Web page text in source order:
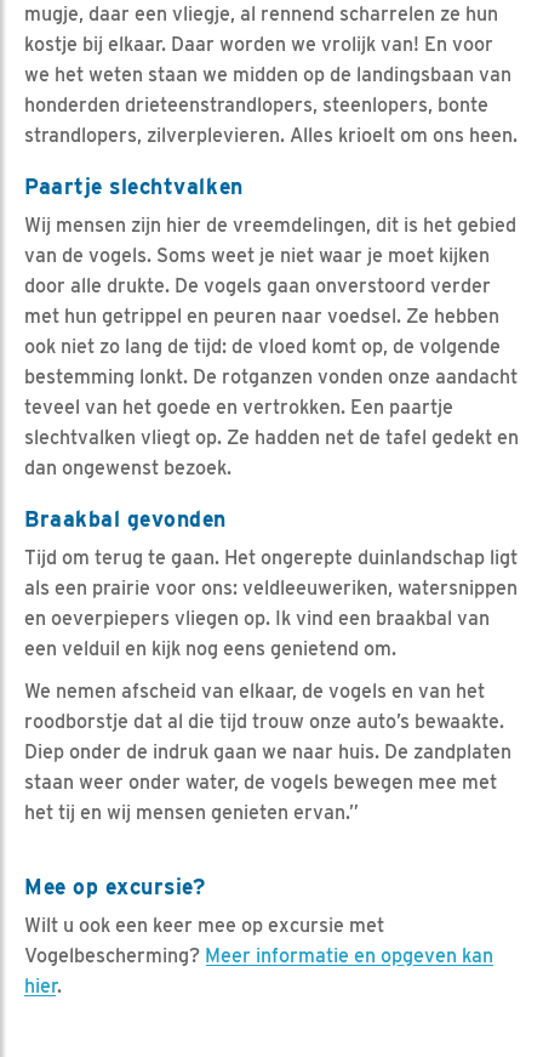
mugje, daar een vliegje, al rennend scharrelen ze hun
kostje bij elkaar. Daar worden we vrolijk van! En voor
we het weten staan we midden op de landingsbaan van
honderden drieteenstrandlopers, steenlopers, bonte
strandlopers, zilverplevieren. Alles krioelt om ons heen.
Paartje slechtvalken
Wij mensen zijn hier de vreemdelingen, dit is het gebied
van de vogels. Soms weet je niet waar je moet kijken
door alle drukte. De vogels gaan onverstoord verder
met hun getrippel en peuren naar voedsel. Ze hebben
ook niet zo lang de tijd: de vloed komt op, de volgende
bestemming lonkt. De rotganzen vonden onze aandacht
teveel van het goede en vertrokken. Een paartje
slechtvalken vliegt op. Ze hadden net de tafel gedekt en
dan ongewenst bezoek.
Braakbal gevonden
Tijd om terug te gaan. Het ongerepte duinlandschap ligt
als een prairie voor ons: veldleeuweriken, watersnippen
en oeverpiepers vliegen op. Ik vind een braakbal van
een velduil en kijk nog eens genietend om.
We nemen afscheid van elkaar, de vogels en van het
roodborstje dat al die tijd trouw onze auto’s bewaakte.
Diep onder de indruk gaan we naar huis. De zandplaten
staan weer onder water, de vogels bewegen mee met
het tij en wij mensen genieten ervan.”
Mee op excursie?
Wilt u ook een keer mee op excursie met
Vogelbescherming? Meer informatie en opgeven kan
hier.